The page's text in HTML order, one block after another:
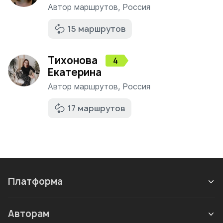
Автор маршрутов, Россия
15 маршрутов
Тихонова
Екатерина
4
Автор маршрутов, Россия
17 маршрутов
Платформа
Авторам